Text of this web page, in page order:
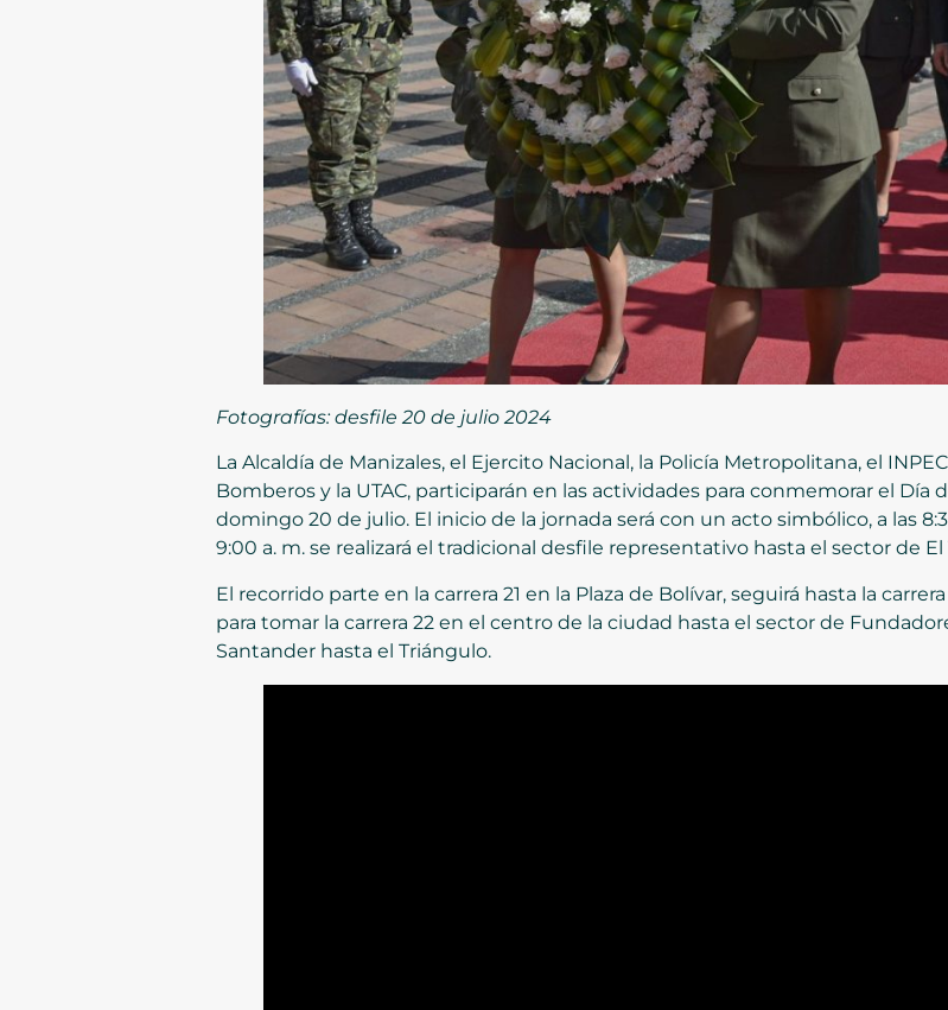
Fotografías: desfile 20 de julio 2024
La Alcaldía de Manizales, el Ejercito Nacional, la Policía Metropolitana, el
Bomberos y la UTAC, participarán en las actividades para conmemorar el
domingo 20 de julio. El inicio de la jornada será con un acto simbólico, a las
9:00 a. m. se realizará el tradicional desfile representativo hasta el sector de
El recorrido parte en la carrera 21 en la Plaza de Bolívar, seguirá hasta la
para tomar la carrera 22 en el centro de la ciudad hasta el sector de
Santander hasta el Triángulo.